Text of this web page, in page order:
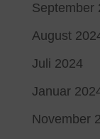
September
August
Juli 2024
Januar
November